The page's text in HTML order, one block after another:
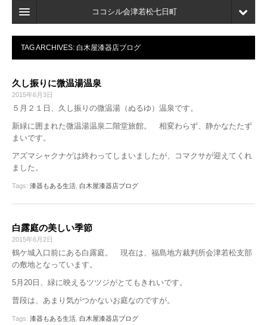
ココシル会津若松七日町
ホーム
検索
店舗・施設最新情報
口コミ
マイページ
ブックマーク
TAG ARCHIVES: 白木屋漆器店ブログ
久し振りに微温湯温泉
2015年6月3日
５月２１日、久し振りの微温湯（ぬるゆ）温泉です。
新緑に囲まれた微温湯温泉二階堂旅館。 相変わらず、静かなたたず
まいです。
アズマシャクナゲは終わってしまいましたが、コマクサが迎えてくれ
ました。
Tags: 漆器もある生活 白木屋漆器店ブログ
白露庭の美しい季節
2015年6月2日
鶴ケ城入口前にある白露庭。 現在は、福島地方裁判所会津若松支部
の敷地となっています。
5月20日、緑に映えるツツジがとてもきれいです。
普段は、あまり気がつかないお庭なのですが。
Tags: 漆器もある生活 白木屋漆器店ブログ